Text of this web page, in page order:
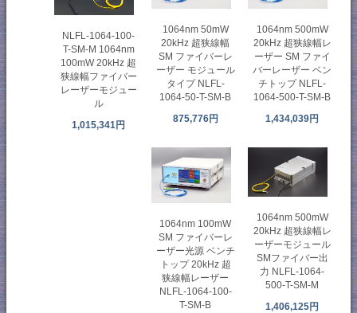
NLFL-1064-100-
T-SM-M 1064nm
100mW 20kHz 超
狭線幅ファイバー
レーザーモジュー
ル
1,015,341円
1064nm 50mW
20kHz 超狭線幅
SM ファイバーレ
ーザー モジュール
タイプ NLFL-
1064-50-T-SM-B
875,776円
1064nm 500mW
20kHz 超狭線幅レ
ーザー SM ファイ
バーレーザー ベン
チトップ NLFL-
1064-500-T-SM-B
1,434,039円
1064nm 100mW
SM ファイバーレ
ーザー光源 ベンチ
トップ 20kHz 超
狭線幅レーザー
NLFL-1064-100-
T-SM-B
1064nm 500mW
20kHz 超狭線幅レ
ーザーモジュール
SMファイバー出
力 NLFL-1064-
500-T-SM-M
1,406,125円